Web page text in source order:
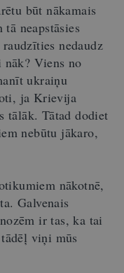
būt nākamais
neapstāsies
nedaudz
Viens no
ukraiņu
ja Krievija
tālāk. Tātad dodiet
nebūtu jākaro,
nākotnē,
Galvenais
ir tas, ka tai
viņi mūs